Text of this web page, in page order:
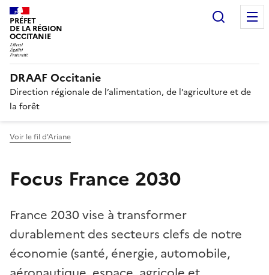
PRÉFET
DE LA RÉGION
OCCITANIE
DRAAF Occitanie
Direction régionale de l’alimentation, de l’agriculture et de
la forêt
Voir le fil d'Ariane
Focus France 2030
France 2030 vise à transformer
durablement des secteurs clefs de notre
économie (santé, énergie, automobile,